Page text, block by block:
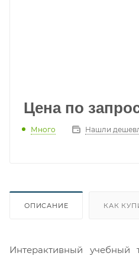
Цена по
Много Нашли
ОПИСАНИЕ КАК
Интерактивный учебный